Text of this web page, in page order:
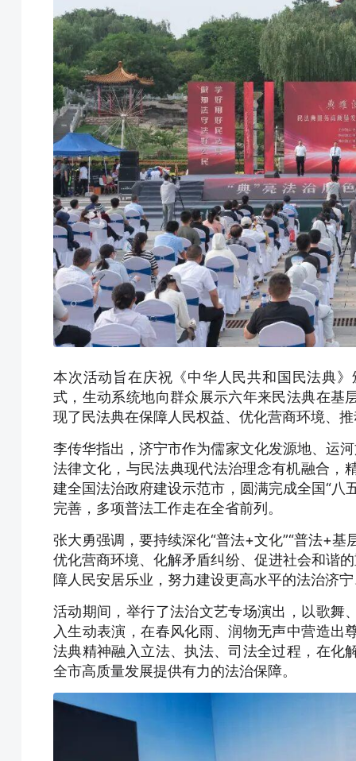
本次活动旨在庆祝《中华人民共和国民法典
式，生动系统地向群众展示六年来民法典在基
现了民法典在保障人民权益、优化营商环境、
李传华指出，济宁市作为儒家文化发源地、运
法律文化，与民法典现代法治理念有机融合，
建全国法治政府建设示范市，圆满完成全国“八
完善，多项普法工作走在全省前列。
张大勇强调，要持续深化“普法+文化”“普法+
优化营商环境、化解矛盾纠纷、促进社会和谐
障人民安居乐业，努力建设更高水平的法治济
活动期间，举行了法治文艺专场演出，以歌舞
入生动表演，在春风化雨、润物无声中营造出
法典精神融入立法、执法、司法全过程，在化
全市高质量发展提供有力的法治保障。